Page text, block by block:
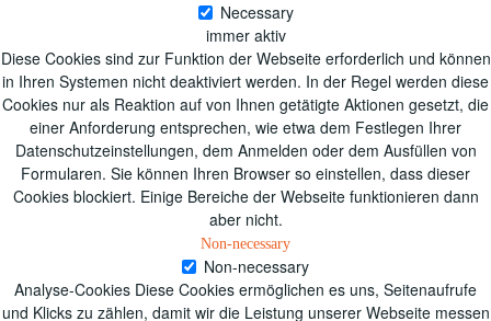
Necessary
immer aktiv
Diese Cookies sind zur Funktion der Webseite erforderlich und können
in Ihren Systemen nicht deaktiviert werden. In der Regel werden diese
Cookies nur als Reaktion auf von Ihnen getätigte Aktionen gesetzt, die
einer Anforderung entsprechen, wie etwa dem Festlegen Ihrer
Datenschutzeinstellungen, dem Anmelden oder dem Ausfüllen von
Formularen. Sie können Ihren Browser so einstellen, dass dieser
Cookies blockiert. Einige Bereiche der Webseite funktionieren dann
aber nicht.
Non-necessary
Non-necessary
Analyse-Cookies Diese Cookies ermöglichen es uns, Seitenaufrufe
und Klicks zu zählen, damit wir die Leistung unserer Webseite messen